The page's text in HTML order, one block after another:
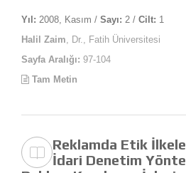
Yıl: 2008, Kasım / Sayı: 2 / Cilt: 1
Halil Zaim , Dr., Fatih Üniversitesi
Sayfa Aralığı: 97-104
Tam Metin
Reklamda Etik
İdari Denetim